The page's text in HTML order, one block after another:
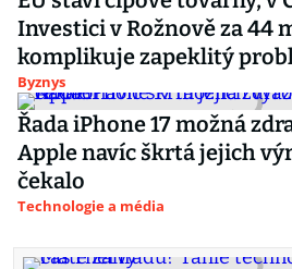
Investici v Rožnově za 44
komplikuje zapeklitý
Byznys
Řada iPhone 17 možná
Apple navíc škrtá jejich
čekalo
Technologie a média